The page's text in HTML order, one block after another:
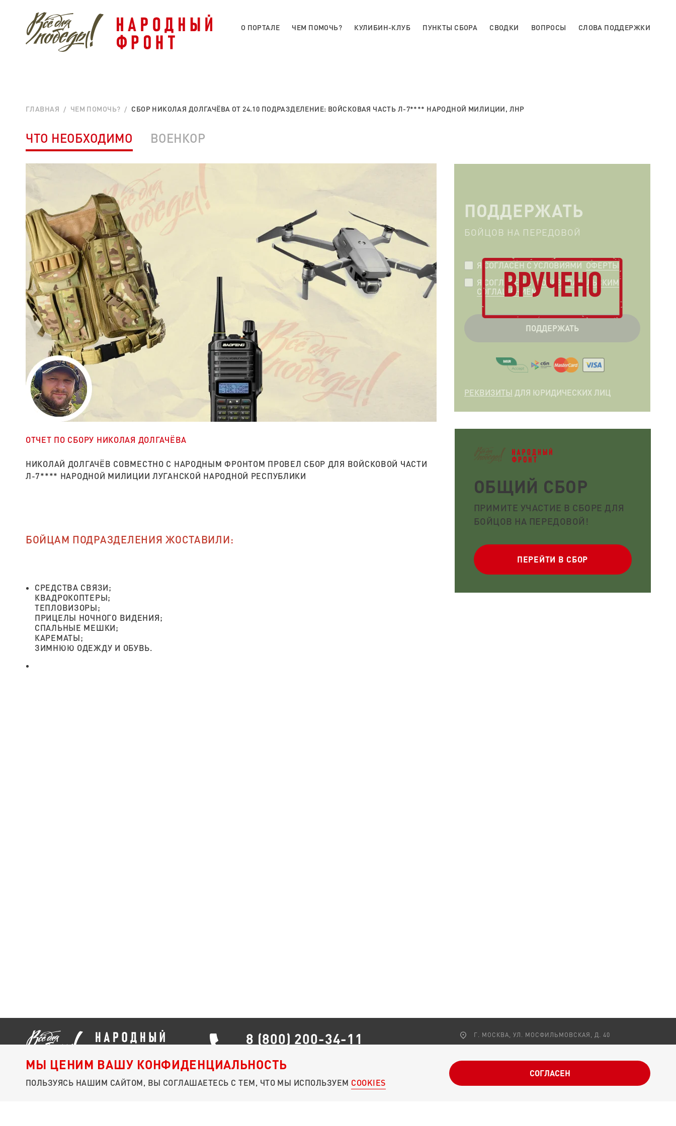
О ПОРТАЛЕ ЧЕМ ПОМОЧЬ? КУЛИБИН-КЛУБ ПУНКТЫ СБОРА СВОДКИ ВОПРОСЫ СЛОВА ПОДДЕРЖКИ
ГЛАВНАЯ ЧЕМ ПОМОЧЬ? СБОР НИКОЛАЯ ДОЛГАЧЁВА ОТ 24.10 ПОДРАЗДЕЛЕНИЕ: ВОЙСКОВАЯ ЧАСТЬ Л-7**** НАРОДНОЙ МИЛИЦИИ, ЛНР
ЧТО НЕОБХОДИМО ВОЕНКОР
ОТЧЕТ ПО СБОРУ НИКОЛАЯ ДОЛГАЧЁВА
НИКОЛАЙ ДОЛГАЧЁВ СОВМЕСТНО С НАРОДНЫМ ФРОНТОМ ПРОВЕЛ СБОР ДЛЯ ВОЙСКОВОЙ ЧАСТИ
Л-7**** НАРОДНОЙ МИЛИЦИИ ЛУГАНСКОЙ НАРОДНОЙ РЕСПУБЛИКИ
БОЙЦАМ ПОДРАЗДЕЛЕНИЯ ЖОСТАВИЛИ:
СРЕДСТВА СВЯЗИ;
КВАДРОКОПТЕРЫ;
ТЕПЛОВИЗОРЫ;
ПРИЦЕЛЫ НОЧНОГО ВИДЕНИЯ;
СПАЛЬНЫЕ МЕШКИ;
КАРЕМАТЫ;
ЗИМНЮЮ ОДЕЖДУ И ОБУВЬ.
ПОДДЕРЖАТЬ
БОЙЦОВ НА ПЕРЕДОВОЙ
Я СОГЛАСЕН C УСЛОВИЯМИ ОФЕРТЫ
Я СОГЛАСЕН СПОЛЬЗОВАТЕЛЬСКИМ
СОГЛАШЕНИЕМ
ПОДДЕРЖАТЬ
РЕКВИЗИТЫ ДЛЯ ЮРИДИЧЕСКИХ ЛИЦ
ВРУЧЕНО
ОБЩИЙ СБОР
ПРИМИТЕ УЧАСТИЕ В СБОРЕ ДЛЯ
БОЙЦОВ НА ПЕРЕДОВОЙ!
ПЕРЕЙТИ В СБОР
8 (800) 200-34-11 Г. МОСКВА, УЛ. МОСФИЛЬМОВСКАЯ, Д. 40
МЫ ЦЕНИМ ВАШУ КОНФИДЕНЦИАЛЬНОСТЬ
ПОЛЬЗУЯСЬ НАШИМ САЙТОМ, ВЫ СОГЛАШАЕТЕСЬ С ТЕМ, ЧТО МЫ ИСПОЛЬЗУЕМ COOKIES
СОГЛАСЕН